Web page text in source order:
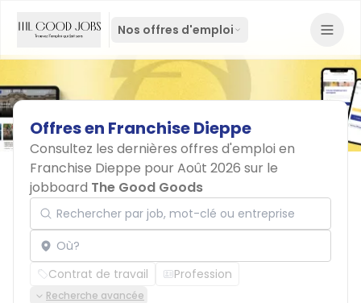
Nos offres d'emploi
Offresen FranchiseDieppe
Consultez les dernières offres d'emploi en
Franchise Dieppe pour Août 2026 sur le
jobboard The Good Goods
Rechercher par job, mot-clé ou entreprise
Localisation
Contrat de travail Profession
Recherche avancée